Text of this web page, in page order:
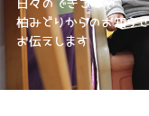
日々のできごとや
柏みどりからのお知ら
お伝えします